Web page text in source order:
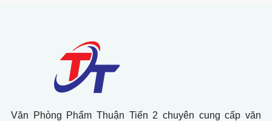
Văn Phòng Phẩm Thuận Tiến 2 chuyên cung cấp văn